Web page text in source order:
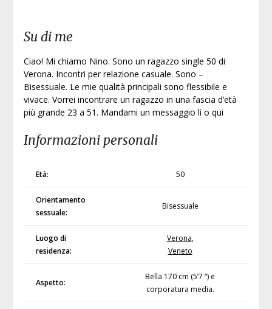
Su di me
Ciao! Mi chiamo Nino. Sono un ragazzo single 50 di
Verona. Incontri per relazione casuale. Sono –
Bisessuale. Le mie qualità principali sono flessibile e
vivace. Vorrei incontrare un ragazzo in una fascia d’età
più grande 23 a 51. Mandami un messaggio lì o qui
Informazioni personali
Età: 50
Orientamento
sessuale:
Bisessuale
Luogo di
residenza:
Verona,
Veneto
Aspetto:
Bella 170 cm (5’7 “) e
corporatura media.